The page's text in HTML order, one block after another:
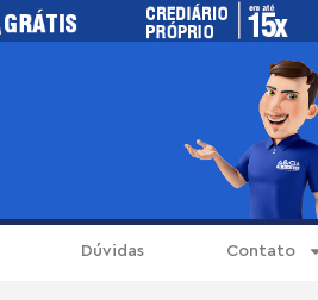
Dúvidas Contato